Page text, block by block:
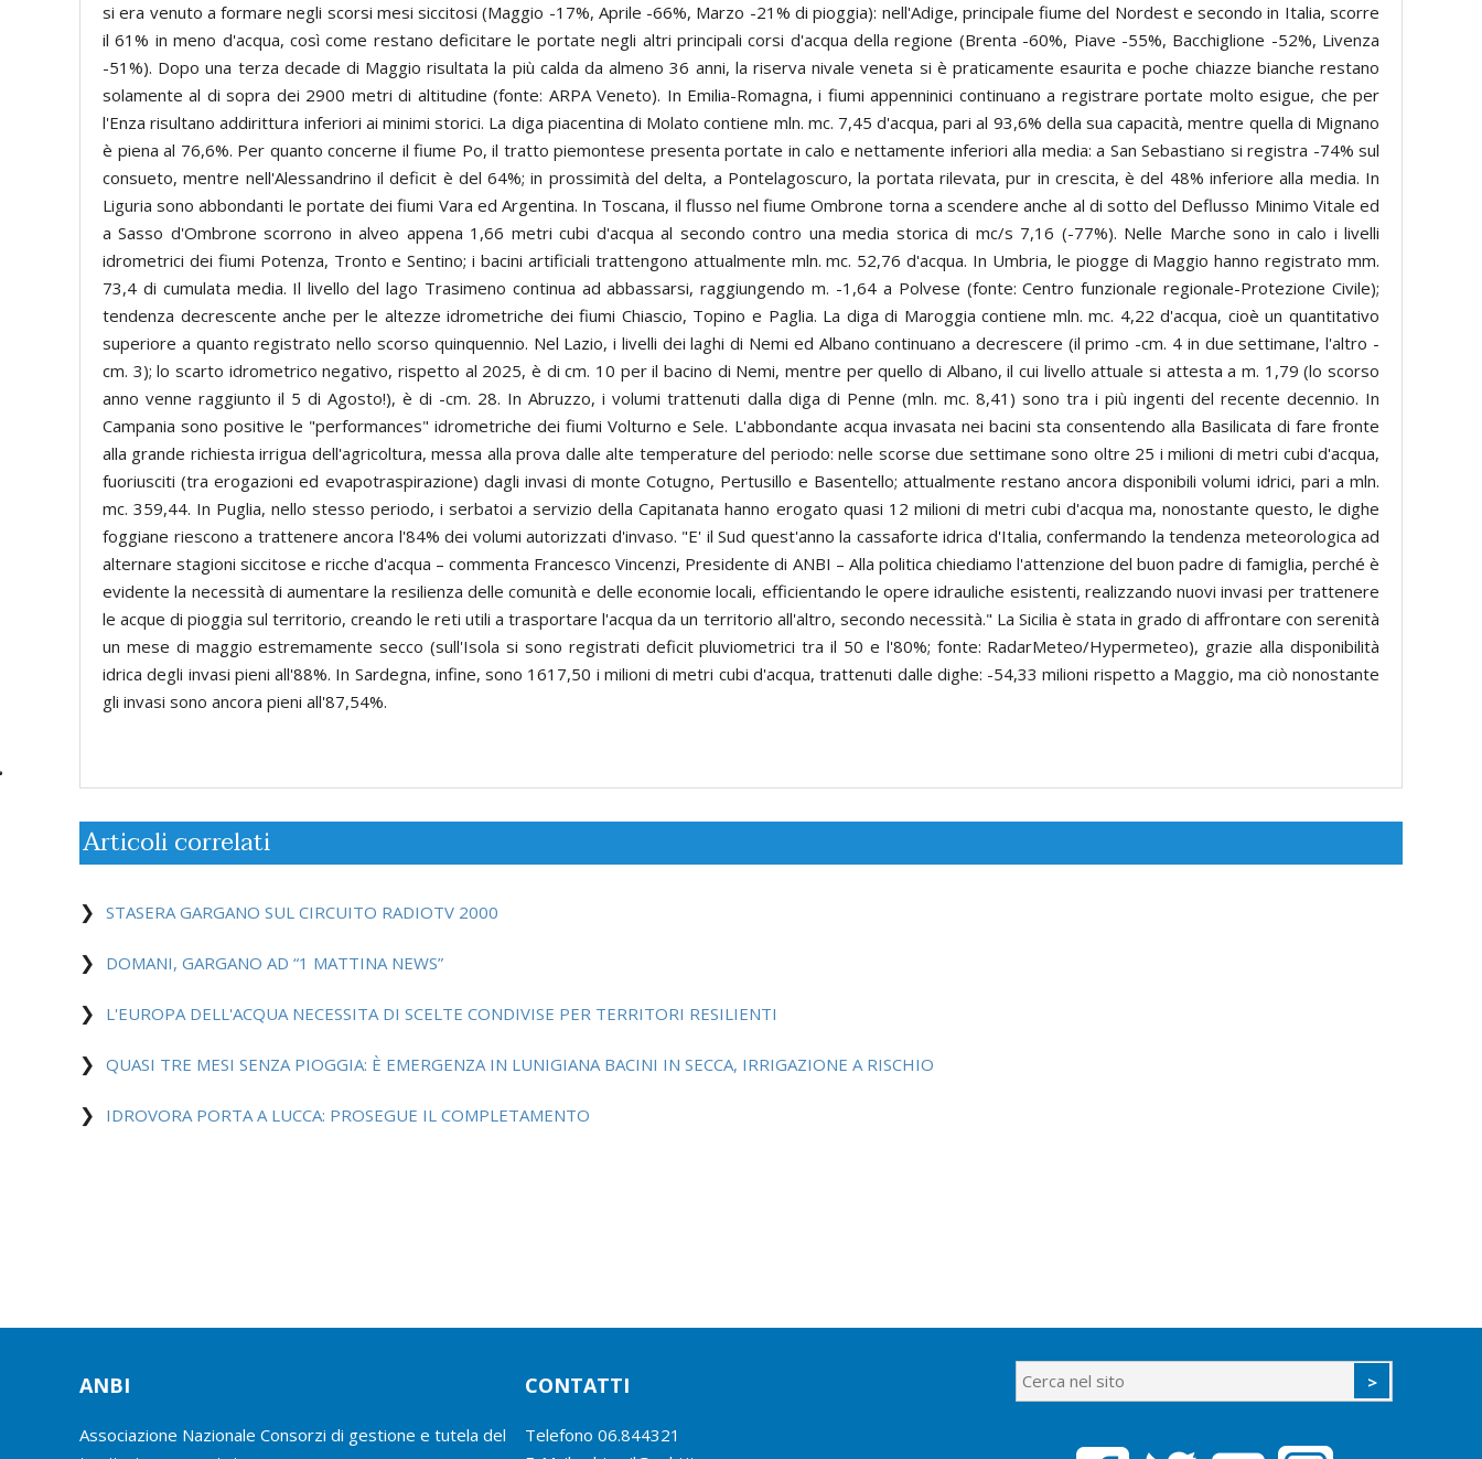
si era venuto a formare negli scorsi mesi siccitosi (Maggio -17%, Aprile -66%, Marzo -21% di pioggia): nell'Adige, principale fiume del Nordest e secondo in Italia, scorre
il 61% in meno d'acqua, così come restano deficitare le portate negli altri principali corsi d'acqua della regione (Brenta -60%, Piave -55%, Bacchiglione -52%, Livenza
-51%). Dopo una terza decade di Maggio risultata la più calda da almeno 36 anni, la riserva nivale veneta si è praticamente esaurita e poche chiazze bianche restano
solamente al di sopra dei 2900 metri di altitudine (fonte: ARPA Veneto). In Emilia-Romagna, i fiumi appenninici continuano a registrare portate molto esigue, che per
l'Enza risultano addirittura inferiori ai minimi storici. La diga piacentina di Molato contiene mln. mc. 7,45 d'acqua, pari al 93,6% della sua capacità, mentre quella di Mignano
è piena al 76,6%. Per quanto concerne il fiume Po, il tratto piemontese presenta portate in calo e nettamente inferiori alla media: a San Sebastiano si registra -74% sul
consueto, mentre nell'Alessandrino il deficit è del 64%; in prossimità del delta, a Pontelagoscuro, la portata rilevata, pur in crescita, è del 48% inferiore alla media. In
Liguria sono abbondanti le portate dei fiumi Vara ed Argentina. In Toscana, il flusso nel fiume Ombrone torna a scendere anche al di sotto del Deflusso Minimo Vitale ed
a Sasso d'Ombrone scorrono in alveo appena 1,66 metri cubi d'acqua al secondo contro una media storica di mc/s 7,16 (-77%). Nelle Marche sono in calo i livelli
idrometrici dei fiumi Potenza, Tronto e Sentino; i bacini artificiali trattengono attualmente mln. mc. 52,76 d'acqua. In Umbria, le piogge di Maggio hanno registrato mm.
73,4 di cumulata media. Il livello del lago Trasimeno continua ad abbassarsi, raggiungendo m. -1,64 a Polvese (fonte: Centro funzionale regionale-Protezione Civile);
tendenza decrescente anche per le altezze idrometriche dei fiumi Chiascio, Topino e Paglia. La diga di Maroggia contiene mln. mc. 4,22 d'acqua, cioè un quantitativo
superiore a quanto registrato nello scorso quinquennio. Nel Lazio, i livelli dei laghi di Nemi ed Albano continuano a decrescere (il primo -cm. 4 in due settimane, l'altro -
cm. 3); lo scarto idrometrico negativo, rispetto al 2025, è di cm. 10 per il bacino di Nemi, mentre per quello di Albano, il cui livello attuale si attesta a m. 1,79 (lo scorso
anno venne raggiunto il 5 di Agosto!), è di -cm. 28. In Abruzzo, i volumi trattenuti dalla diga di Penne (mln. mc. 8,41) sono tra i più ingenti del recente decennio. In
Campania sono positive le "performances" idrometriche dei fiumi Volturno e Sele. L'abbondante acqua invasata nei bacini sta consentendo alla Basilicata di fare fronte
alla grande richiesta irrigua dell'agricoltura, messa alla prova dalle alte temperature del periodo: nelle scorse due settimane sono oltre 25 i milioni di metri cubi d'acqua,
fuoriusciti (tra erogazioni ed evapotraspirazione) dagli invasi di monte Cotugno, Pertusillo e Basentello; attualmente restano ancora disponibili volumi idrici, pari a mln.
mc. 359,44. In Puglia, nello stesso periodo, i serbatoi a servizio della Capitanata hanno erogato quasi 12 milioni di metri cubi d'acqua ma, nonostante questo, le dighe
foggiane riescono a trattenere ancora l'84% dei volumi autorizzati d'invaso. "E' il Sud quest'anno la cassaforte idrica d'Italia, confermando la tendenza meteorologica ad
alternare stagioni siccitose e ricche d'acqua – commenta Francesco Vincenzi, Presidente di ANBI – Alla politica chiediamo l'attenzione del buon padre di famiglia, perché è
evidente la necessità di aumentare la resilienza delle comunità e delle economie locali, efficientando le opere idrauliche esistenti, realizzando nuovi invasi per trattenere
le acque di pioggia sul territorio, creando le reti utili a trasportare l'acqua da un territorio all'altro, secondo necessità." La Sicilia è stata in grado di affrontare con serenità
un mese di maggio estremamente secco (sull'Isola si sono registrati deficit pluviometrici tra il 50 e l'80%; fonte: RadarMeteo/Hypermeteo), grazie alla disponibilità
idrica degli invasi pieni all'88%. In Sardegna, infine, sono 1617,50 i milioni di metri cubi d'acqua, trattenuti dalle dighe: -54,33 milioni rispetto a Maggio, ma ciò nonostante
gli invasi sono ancora pieni all'87,54%.
Articoli correlati
STASERA GARGANO SUL CIRCUITO RADIOTV 2000
DOMANI, GARGANO AD “1 MATTINA NEWS”
L'EUROPA DELL'ACQUA NECESSITA DI SCELTE CONDIVISE PER TERRITORI RESILIENTI
QUASI TRE MESI SENZA PIOGGIA: È EMERGENZA IN LUNIGIANA BACINI IN SECCA, IRRIGAZIONE A RISCHIO
IDROVORA PORTA A LUCCA: PROSEGUE IL COMPLETAMENTO
ANBI
Associazione Nazionale Consorzi di gestione e tutela del
CONTATTI
Telefono 06.844321